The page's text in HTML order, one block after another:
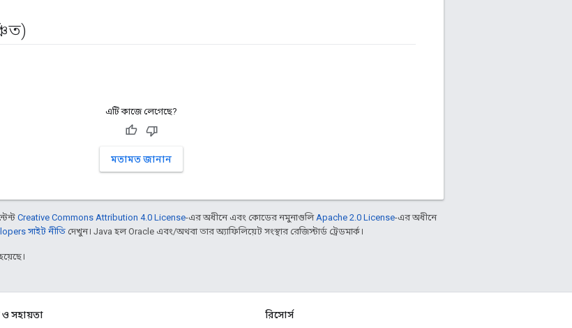
এটি কাজে লেগেছে?
মতামত জানান
Creative Commons Attribution 4.0 License-এর অধীনে এবং কোডের নমুনাগুলিApache 2.0 License-এর অধীনে
সাইট নীতি দেখুন। Java হল Oracle এবং/অথবা তার অ্যাফিলিয়েট সংস্থার রেজিস্টার্ড ট্রেডমার্ক।
ও সহায়তা রিসোর্স